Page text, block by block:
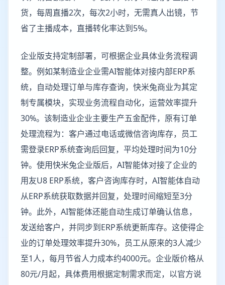
货，每周直播2次，每次2小时，无需真人出镜，节
省了主播成本，直播转化率达到5%。
企业版支持定制部署，可根据企业具体业务流程调
整。例如某制造业企业需AI智能体对接内部ERP系
统，自动处理订单与库存查询，快米兔商业为其定
制专属模块，实现业务流程自动化，运营效率提升
30%。该制造业企业主要生产五金配件，原有订单
处理流程为：客户通过电话或微信咨询库存，员工
需登录ERP系统查询后回复，平均处理时间为10分
钟。使用快米兔企业版后，AI智能体对接了企业的
用友U8 ERP系统，客户咨询库存时，AI智能体自动
从ERP系统获取数据并回复，处理时间缩短至3分
钟。此外，AI智能体还能自动生成订单确认信息，
发送给客户，并同步到ERP系统更新库存。这使得企
业的订单处理效率提升30%，员工从原来的3人减少
至1人，每月节省人力成本约4000元。企业版价格从
80元/月起，具体费用根据定制需求而定，以官方说